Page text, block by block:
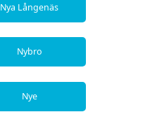
Nya Långenäs
Nybro
Nye